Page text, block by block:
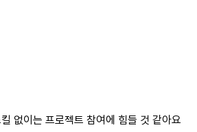
없이는 프로젝트 참여에 힘들 것 같아요